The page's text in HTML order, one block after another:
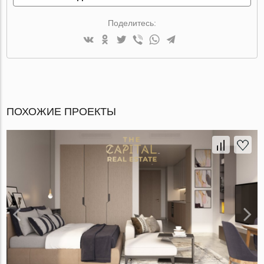
Поделитесь:
ПОХОЖИЕ ПРОЕКТЫ